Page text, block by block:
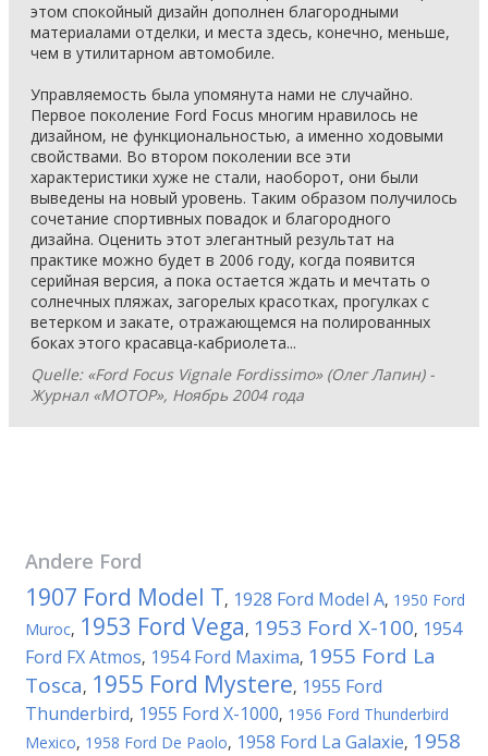
этом спокойный дизайн дополнен благородными
материалами отделки, и места здесь, конечно, меньше,
чем в утилитарном автомобиле.
Управляемость была упомянута нами не случайно.
Первое поколение Ford Focus многим нравилось не
дизайном, не функциональностью, а именно ходовыми
свойствами. Во втором поколении все эти
характеристики хуже не стали, наоборот, они были
выведены на новый уровень. Таким образом получилось
сочетание спортивных повадок и благородного
дизайна. Оценить этот элегантный результат на
практике можно будет в 2006 году, когда появится
серийная версия, а пока остается ждать и мечтать о
солнечных пляжах, загорелых красотках, прогулках с
ветерком и закате, отражающемся на полированных
боках этого красавца-кабриолета...
Quelle: «Ford Focus Vignale Fordissimo» (Олег Лапин) -
Журнал «МОТОР», Ноябрь 2004 года
Andere Ford
1907 Ford Model T, 1928 Ford Model A, 1950 Ford
Muroc, 1953 Ford Vega, 1953 Ford X-100, 1954
Ford FX Atmos, 1954 Ford Maxima, 1955 Ford La
Tosca, 1955 Ford Mystere, 1955 Ford
Thunderbird, 1955 Ford X-1000, 1956 Ford Thunderbird
Mexico, 1958 Ford De Paolo, 1958 Ford La Galaxie, 1958